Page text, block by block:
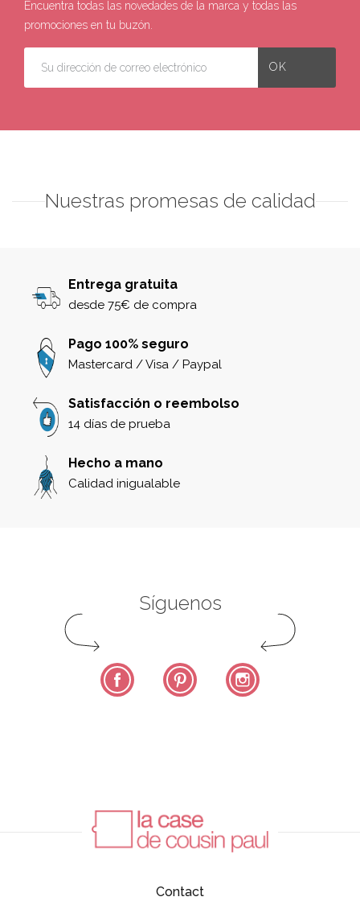
Encuentra todas las novedades de la marca y todas las
promociones en tu buzón.
Nuestras promesas de calidad
Entrega gratuita
desde 75€ de compra
Pago 100% seguro
Mastercard / Visa / Paypal
Satisfacción o reembolso
14 días de prueba
Hecho a mano
Calidad inigualable
Síguenos
Facebook Pinterest
Contact